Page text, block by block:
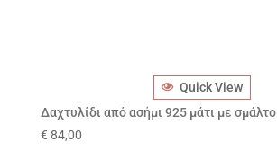
Quick View
Δαχτυλίδι από ασήμι 925 μάτι με σμάλτο
€ 84,00